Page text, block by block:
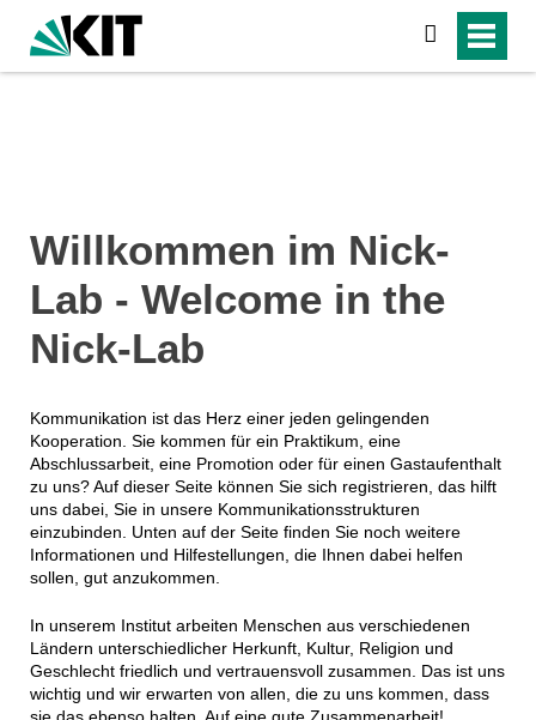
suchen
Willkommen im Nick-
Lab - Welcome in the
Nick-Lab
Kommunikation ist das Herz einer jeden gelingenden
Kooperation. Sie kommen für ein Praktikum, eine
Abschlussarbeit, eine Promotion oder für einen Gastaufenthalt
zu uns? Auf dieser Seite können Sie sich registrieren, das hilft
uns dabei, Sie in unsere Kommunikationsstrukturen
einzubinden. Unten auf der Seite finden Sie noch weitere
Informationen und Hilfestellungen, die Ihnen dabei helfen
sollen, gut anzukommen.
In unserem Institut arbeiten Menschen aus verschiedenen
Ländern unterschiedlicher Herkunft, Kultur, Religion und
Geschlecht friedlich und vertrauensvoll zusammen. Das ist uns
wichtig und wir erwarten von allen, die zu uns kommen, dass